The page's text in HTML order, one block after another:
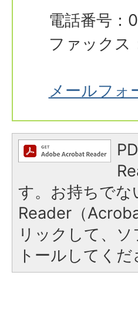
電話番号
ファック
メールフォ
す。お持ちで
Reader（
リックして、
トールしてくだ